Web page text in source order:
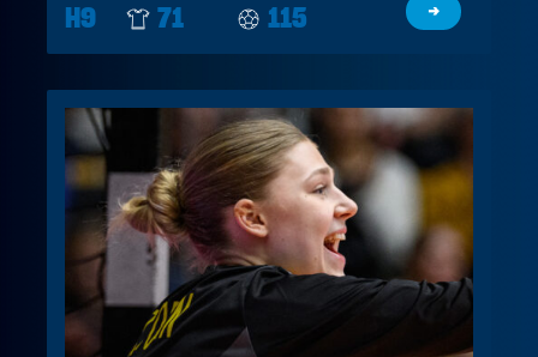
H9
71 115 →